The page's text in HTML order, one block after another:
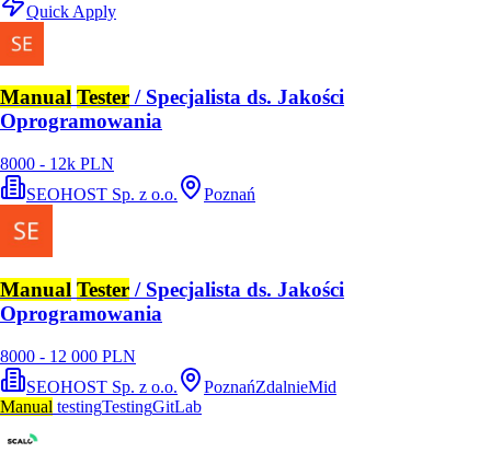
Quick Apply
Manual Tester / Specjalista ds. Jakości
Oprogramowania
8000 - 12k PLN
SEOHOST Sp. z o.o.
Poznań
Manual Tester / Specjalista ds. Jakości
Oprogramowania
8000 - 12 000 PLN
SEOHOST Sp. z o.o.
PoznańZdalnieMid
Manual testingTestingGitLab